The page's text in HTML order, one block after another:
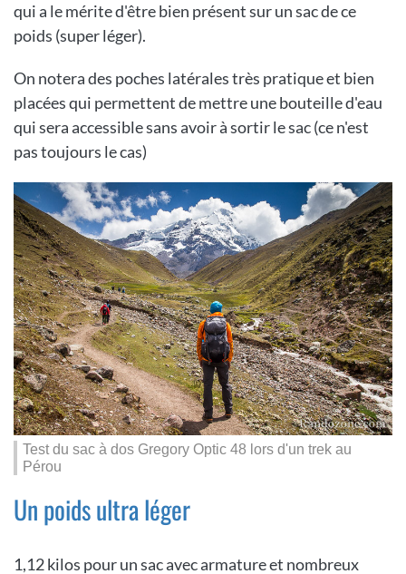
qui a le mérite d'être bien présent sur un sac de ce
poids (super léger).
On notera des poches latérales très pratique et bien
placées qui permettent de mettre une bouteille d'eau
qui sera accessible sans avoir à sortir le sac (ce n'est
pas toujours le cas)
Test du sac à dos Gregory Optic 48 lors d'un trek au
Pérou
Un poids ultra léger
1,12 kilos pour un sac avec armature et nombreux